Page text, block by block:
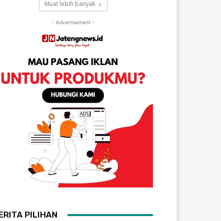
Muat lebih banyak
- Advertisement -
PILIHAN